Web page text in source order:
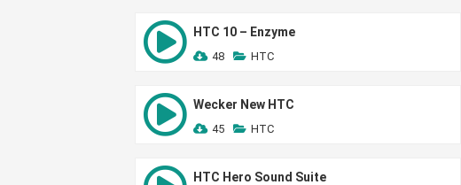
HTC 10 – Enzyme
48 HTC
Wecker New HTC
45 HTC
HTC Hero Sound Suite